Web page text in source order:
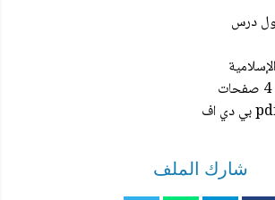
درس
شارك الملف